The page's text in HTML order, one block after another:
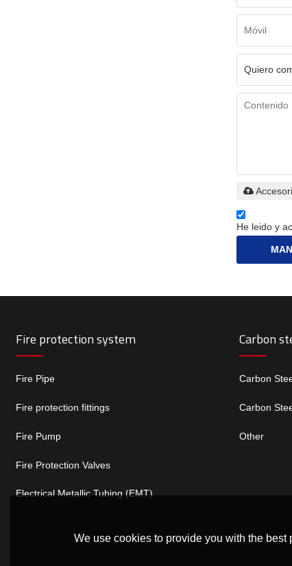
He leido y
Fire protection system
Fire Pipe
Fire protection fittings
Fire Pump
Fire Protection Valves
Electrical Metallic Tubing (EMT)
Carbon
Carbon
Carbon
Other
We use cookies to provide you with the